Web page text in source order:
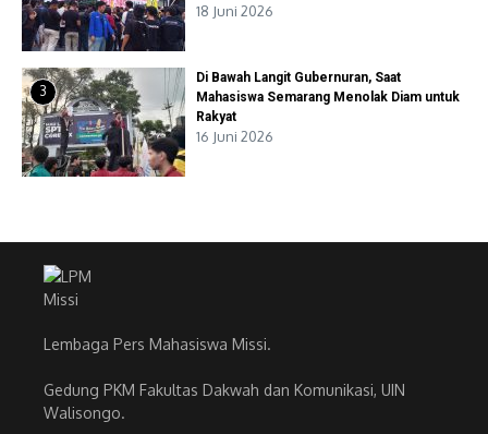
18 Juni 2026
3
Di Bawah Langit Gubernuran, Saat
Mahasiswa Semarang Menolak Diam untuk
Rakyat
16 Juni 2026
Lembaga Pers Mahasiswa Missi.
Gedung PKM Fakultas Dakwah dan Komunikasi, UIN
Walisongo.